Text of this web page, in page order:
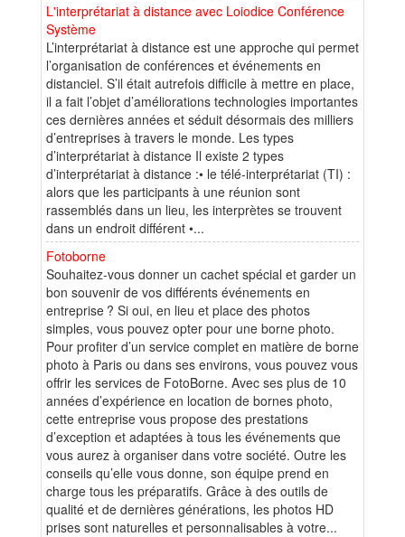
L'interprétariat à distance avec Loiodice Conférence
Système
L’interprétariat à distance est une approche qui permet
l’organisation de conférences et événements en
distanciel. S’il était autrefois difficile à mettre en place,
il a fait l’objet d’améliorations technologies importantes
ces dernières années et séduit désormais des milliers
d’entreprises à travers le monde. Les types
d’interprétariat à distance Il existe 2 types
d’interprétariat à distance :• le télé-interprétariat (TI) :
alors que les participants à une réunion sont
rassemblés dans un lieu, les interprètes se trouvent
dans un endroit différent •...
Fotoborne
Souhaitez-vous donner un cachet spécial et garder un
bon souvenir de vos différents événements en
entreprise ? Si oui, en lieu et place des photos
simples, vous pouvez opter pour une borne photo.
Pour profiter d’un service complet en matière de borne
photo à Paris ou dans ses environs, vous pouvez vous
offrir les services de FotoBorne. Avec ses plus de 10
années d’expérience en location de bornes photo,
cette entreprise vous propose des prestations
d’exception et adaptées à tous les événements que
vous aurez à organiser dans votre société. Outre les
conseils qu’elle vous donne, son équipe prend en
charge tous les préparatifs. Grâce à des outils de
qualité et de dernières générations, les photos HD
prises sont naturelles et personnalisables à votre...